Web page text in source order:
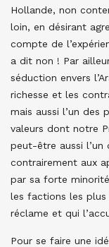
Hollande, non
loin, en désirant
compte de
a dit non ! Par
séduction envers
richesse et les
mais aussi l’un des
valeurs dont notre
peut-être aussi l’un
contrairement aux
par sa forte
les factions les
réclame et qui
Pour se faire une